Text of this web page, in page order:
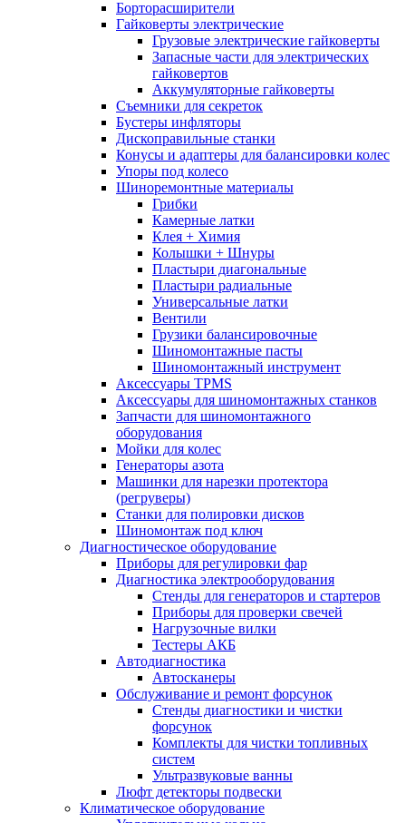
Борторасширители
Гайковерты электрические
Грузовые электрические гайковерты
Запасные части для электрических
гайковертов
Аккумуляторные гайковерты
Съемники для секреток
Бустеры инфляторы
Дископравильные станки
Конусы и адаптеры для балансировки колес
Упоры под колесо
Шиноремонтные материалы
Грибки
Камерные латки
Клея + Химия
Колышки + Шнуры
Пластыри диагональные
Пластыри радиальные
Универсальные латки
Вентили
Грузики балансировочные
Шиномонтажные пасты
Шиномонтажный инструмент
Аксессуары TPMS
Аксессуары для шиномонтажных станков
Запчасти для шиномонтажного
оборудования
Мойки для колес
Генераторы азота
Машинки для нарезки протектора
(регруверы)
Станки для полировки дисков
Шиномонтаж под ключ
Диагностическое оборудование
Приборы для регулировки фар
Диагностика электрооборудования
Стенды для генераторов и стартеров
Приборы для проверки свечей
Нагрузочные вилки
Тестеры АКБ
Автодиагностика
Автосканеры
Обслуживание и ремонт форсунок
Стенды диагностики и чистки
форсунок
Комплекты для чистки топливных
систем
Ультразвуковые ванны
Люфт детекторы подвески
Климатическое оборудование